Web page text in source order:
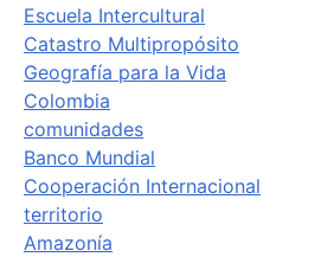
Escuela Intercultural
Catastro Multipropósito
Geografía para la Vida
Colombia
comunidades
Banco Mundial
Cooperación Internacional
territorio
Amazonía